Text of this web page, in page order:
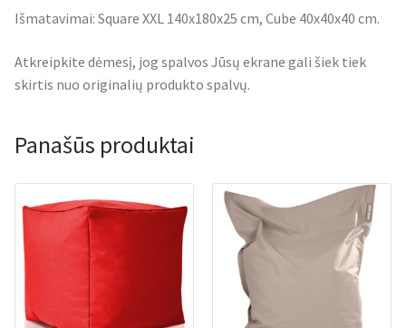
Išmatavimai: Square XXL 140x180x25 cm, Cube 40x40x40 cm.
Atkreipkite dėmesį, jog spalvos Jūsų ekrane gali šiek tiek
skirtis nuo originalių produkto spalvų.
Panašūs produktai